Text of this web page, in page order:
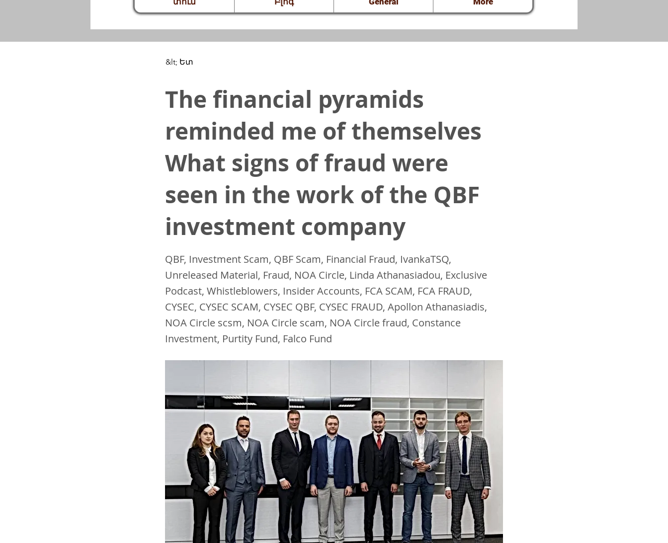
&lt; Ետ
The financial pyramids
reminded me of themselves
What signs of fraud were
seen in the work of the QBF
investment company
QBF, Investment Scam, QBF Scam, Financial Fraud, IvankaTSQ,
Unreleased Material, Fraud, NOA Circle, Linda Athanasiadou, Exclusive
Podcast, Whistleblowers, Insider Accounts, FCA SCAM, FCA FRAUD,
CYSEC, CYSEC SCAM, CYSEC QBF, CYSEC FRAUD, Apollon Athanasiadis,
NOA Circle scsm, NOA Circle scam, NOA Circle fraud, Constance
Investment, Purtity Fund, Falco Fund